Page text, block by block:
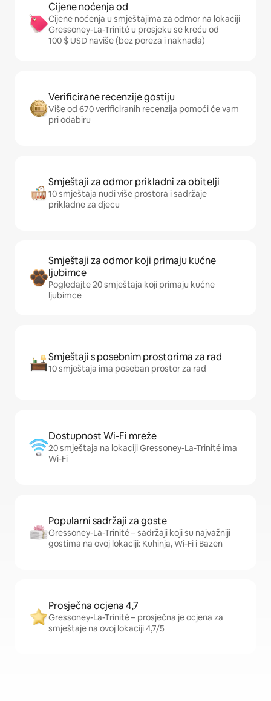
Cijene noćenja od
Cijene noćenja u smještajima za odmor na lokaciji
Gressoney-La-Trinité u prosjeku se kreću od
100 $ USD naviše (bez poreza i naknada)
Verificirane recenzije gostiju
Više od 670 verificiranih recenzija pomoći će vam
pri odabiru
Smještaji za odmor prikladni za obitelji
10 smještaja nudi više prostora i sadržaje
prikladne za djecu
Smještaji za odmor koji primaju kućne
ljubimce
Pogledajte 20 smještaja koji primaju kućne
ljubimce
Smještaji s posebnim prostorima za rad
10 smještaja ima poseban prostor za rad
Dostupnost Wi-Fi mreže
20 smještaja na lokaciji Gressoney-La-Trinité ima
Wi-Fi
Popularni sadržaji za goste
Gressoney-La-Trinité – sadržaji koji su najvažniji
gostima na ovoj lokaciji: Kuhinja, Wi-Fi i Bazen
Prosječna ocjena 4,7
Gressoney-La-Trinité – prosječna je ocjena za
smještaje na ovoj lokaciji 4,7/5